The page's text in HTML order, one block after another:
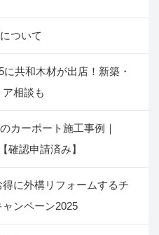
ついて
に共和木材が出店！新築・
相談も
カーポート施工事例｜
確認申請済み】
に外構リフォームするチ
ンペーン2025